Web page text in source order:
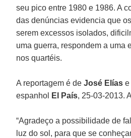
seu pico entre 1980 e 1986. A
das denúncias evidencia que
serem excessos isolados,
uma guerra, respondem a uma
nos quartéis.
A reportagem é deJosé Elías e
espanhol
El País, 25-03-2013.
“Agradeço a possibilidade de
luz do sol, para que se